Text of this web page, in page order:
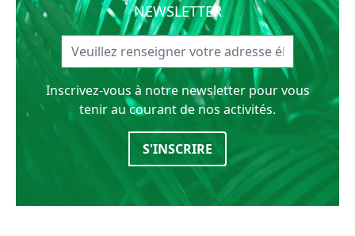
NEWSLETTER
Inscrivez-vous à notre newsletter pour vous
tenir au courant de nos activités.
S'INSCRIRE